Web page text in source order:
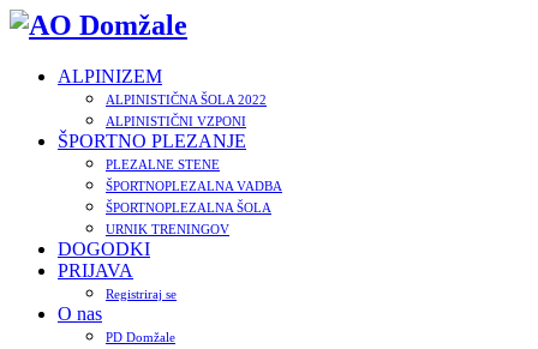
ALPINIZEM
ALPINISTIČNA ŠOLA 2022
ALPINISTIČNI VZPONI
ŠPORTNO PLEZANJE
PLEZALNE STENE
ŠPORTNOPLEZALNA VADBA
ŠPORTNOPLEZALNA ŠOLA
URNIK TRENINGOV
DOGODKI
PRIJAVA
Registriraj se
O nas
PD Domžale